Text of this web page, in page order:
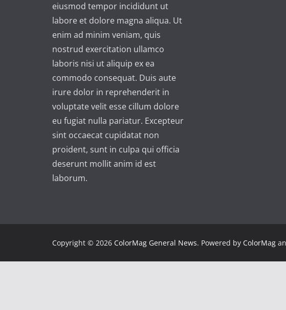
eiusmod tempor incididunt ut
labore et dolore magna aliqua. Ut
enim ad minim veniam, quis
nostrud exercitation ullamco
laboris nisi ut aliquip ex ea
commodo consequat. Duis aute
irure dolor in reprehenderit in
voluptate velit esse cillum dolore
eu fugiat nulla pariatur. Excepteur
sint occaecat cupidatat non
proident, sunt in culpa qui officia
deserunt mollit anim id est
laborum.
Copyright © 2026 ColorMag General News. Powered by ColorMag